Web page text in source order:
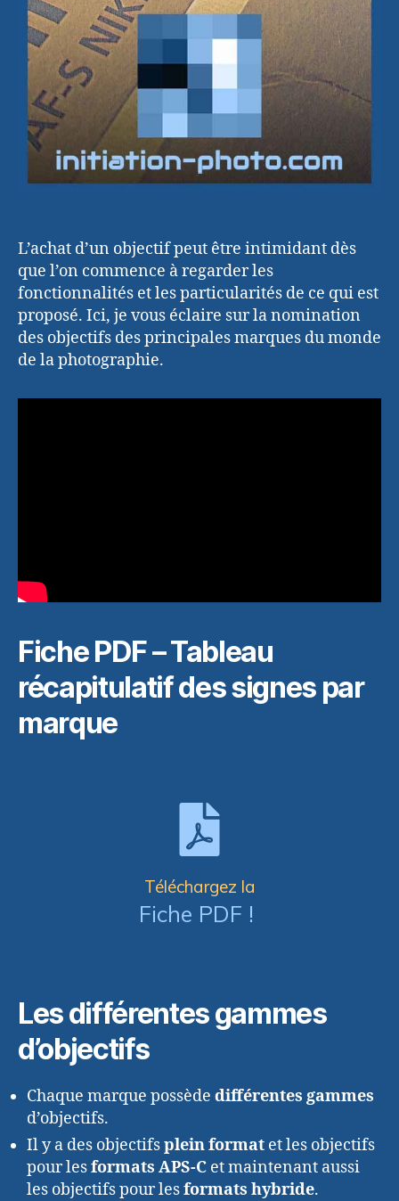
L’achat d’un objectif peut être intimidant dès
que l’on commence à regarder les
fonctionnalités et les particularités de ce qui est
proposé. Ici, je vous éclaire sur la nomination
des objectifs des principales marques du monde
de la photographie.
Fiche PDF – Tableau
récapitulatif des signes par
marque
Téléchargez la
Fiche PDF !
Les différentes gammes
d’objectifs
Chaque marque possède différentes gammes
d’objectifs.
Il y a des objectifsplein format et les objectifs
pour lesformats APS-C et maintenant aussi
les objectifs pour lesformats hybride.